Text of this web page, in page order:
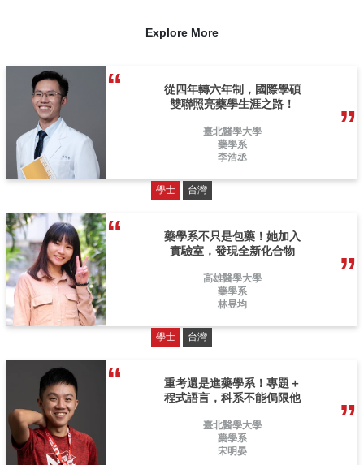
Explore More
從四年轉六年制，國際學碩
雙聯照亮藥學生涯之路！
臺北醫學大學
藥學系
李浩丞
學士 台灣
藥學系不只是包藥！她加入
實驗室，發現全新化合物
高雄醫學大學
藥學系
林昱均
學士 台灣
重考還是進藥學系！專題＋
程式語言，科系不能侷限他
臺北醫學大學
藥學系
宋明晏